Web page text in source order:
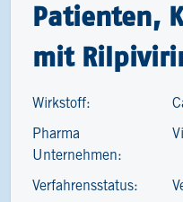
Patienten,
mit
Wirkstoff:
Pharma
Unternehmen:
Verfahrensstatus: